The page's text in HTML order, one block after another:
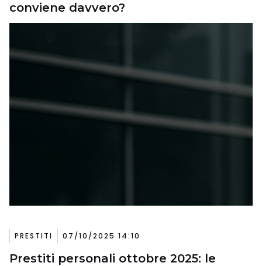
conviene davvero?
PRESTITI 07/10/2025 14:10
Prestiti personali ottobre 2025: le